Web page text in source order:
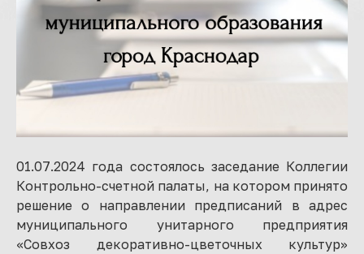
01.07.2024 года состоялось заседание Коллегии
Контрольно-счетной палаты, на котором принято
решение о направлении предписаний в адрес
муниципального унитарного предприятия
«Совхоз декоративно-цветочных культур»